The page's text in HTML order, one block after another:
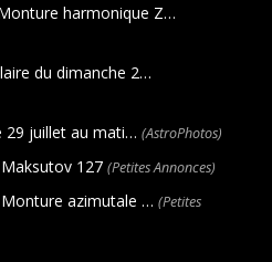
harmonique Z…
du dimanche 2…
29 juillet au mati… (AstroPhotos)
127 (Petites Annonces)
azimutale … (Petites